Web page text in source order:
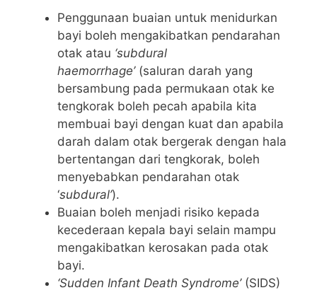
Penggunaan buaian untuk menidurkan
bayi boleh mengakibatkan pendarahan
otak atau ‘subdural
haemorrhage’(saluran darah yang
bersambung pada permukaan otak ke
tengkorak boleh pecah apabila kita
membuai bayi dengan kuat dan apabila
darah dalam otak bergerak dengan hala
bertentangan dari tengkorak, boleh
menyebabkan pendarahan otak
‘subdural’).
Buaian boleh menjadi risiko kepada
kecederaan kepala bayi selain mampu
mengakibatkan kerosakan pada otak
bayi.
‘Sudden Infant Death Syndrome’(SIDS)